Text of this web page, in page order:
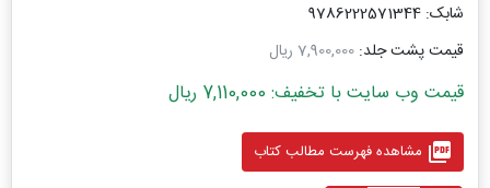
شابک: 9786222571344
قیمت پشت جلد: 7,900,000 ریال
قیمت وب سایت با تخفیف: 7,110,000 ریال
picture_as_pdf مشاهده فهرست مطالب کتاب